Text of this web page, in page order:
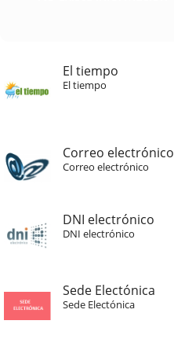
El tiempo
El tiempo
Correo electrónico
Correo electrónico
DNI electrónico
DNI electrónico
Sede Electónica
Sede Electónica